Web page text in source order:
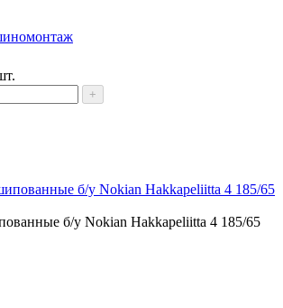
+
б/у Nokian Hakkapeliitta 4 185/65